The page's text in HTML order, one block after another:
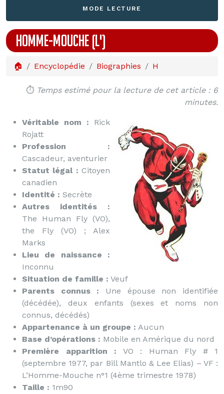
MODE LECTURE
HOMME-MOUCHE (L')
🏠 Encyclopédie Biographies H
⏱️ Temps estimé pour la lecture de cet article : 6
minutes.
Véritable nom : Rick
Rojatt
Profession :
Cascadeur, aventurier
Statut légal : Citoyen
canadien
Identité : Secrète
Autres identités :
The Human Fly (VO),
the Fly (VO) ; Alex
Marks
Lieu de naissance :
Inconnu
Situation de famille : Veuf
Parents connus : Une épouse non identifiée
(décédée), deux enfants (sexes et noms non
connus, décédés)
Appartenance à un groupe : Aucun
Base d’opérations : Mobile en Amérique du nord
Première apparition : VO : Human Fly # 1
(septembre 1977, par Bill Mantlo & Lee Elias) – VF :
L’Homme-Mouche n°1 (4ème trimestre 1978)
Taille : 1m90